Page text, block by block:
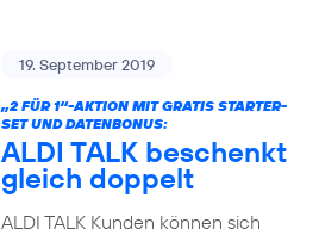
19. September 2019
„2 FÜR 1“-AKTION MIT GRATIS STARTER-
SET UND DATENBONUS:
ALDI TALK beschenkt
gleich doppelt
ALDI TALK Kunden können sich